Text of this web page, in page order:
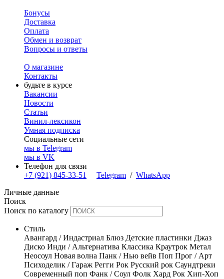
Бонусы
Доставка
Оплата
Обмен и возврат
Вопросы и ответы
О магазине
Контакты
будьте в курсе
Вакансии
Новости
Статьи
Винил-лексикон
Умная подписка
Социальные сети
мы в Telegram
мы в VK
Телефон для связи
+7 (921) 845-33-51
Telegram / WhatsApp
Личные данные
Поиск
Поиск по каталогу
Стиль
Авангард / Индастриал Блюз Детские пластинки Джаз
Диско Инди / Альтернатива Классика Краутрок Метал
Неосоул Новая волна Панк / Нью вейв Поп Прог / Арт
Психоделик / Гараж Регги Рок Русский рок Саундтреки
Современный поп Фанк / Соул Фолк Хард Рок Хип-Хоп